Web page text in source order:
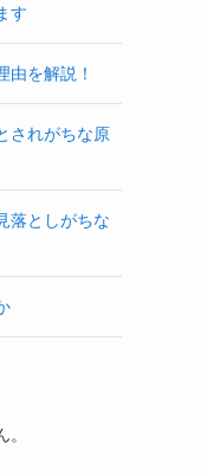
す
由を解説！
されがちな原
落としがちな